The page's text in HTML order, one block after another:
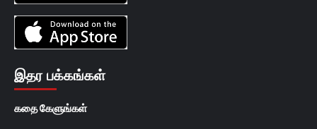
இதர பக்கங்கள்
கதை கேளுங்கள்